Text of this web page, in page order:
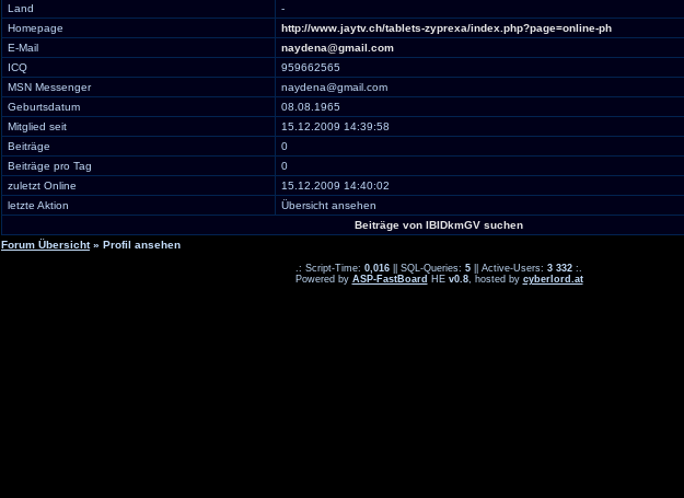
Land
-
Homepage
http://www.jaytv.ch/tablets-zyprexa/index.php?page=online-ph
E-Mail
naydena@gmail.com
ICQ
959662565
MSN Messenger
naydena@gmail.com
Geburtsdatum
08.08.1965
Mitglied seit
15.12.2009 14:39:58
Beiträge
0
Beiträge pro Tag
0
zuletzt Online
15.12.2009 14:40:02
letzte Aktion
Übersicht ansehen
Beiträge von IBIDkmGV suchen
Forum Übersicht» Profil ansehen
.: Script-Time: 0,016 || SQL-Queries: 5 || Active-Users: 3 332 :.
Powered by ASP-FastBoard HE v0.8, hosted by cyberlord.at